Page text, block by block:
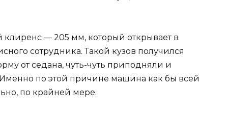
— 205 мм, который открывает в
сотрудника. Такой кузов получился
от седана, чуть-чуть приподняли и
по этой причине машина как бы всей
по крайней мере.